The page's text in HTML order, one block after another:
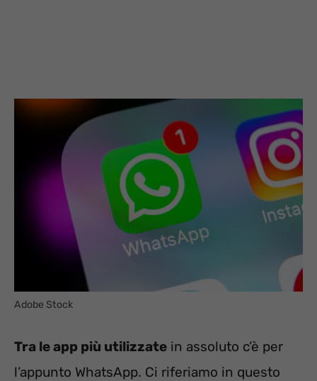
Adobe Stock
Tra le app più utilizzate in assoluto c’è per
l’appunto WhatsApp. Ci riferiamo in questo